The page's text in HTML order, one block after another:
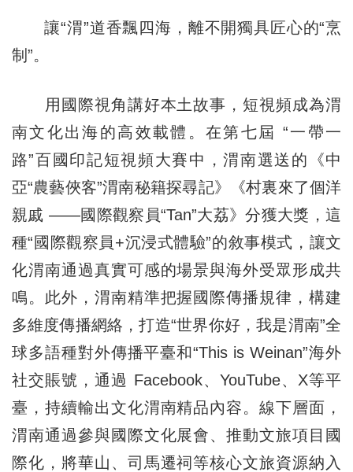
讓“渭”道香飄四海，離不開獨具匠心的“烹
制”。
用國際視角講好本土故事，短視頻成為渭
南文化出海的高效載體。在第七屆 “一帶一
路”百國印記短視頻大賽中，渭南選送的《中
亞“農藝俠客”渭南秘籍探尋記》《村裏來了個洋
親戚 ——國際觀察員“Tan”大荔》分獲大獎，這
種“國際觀察員+沉浸式體驗”的敘事模式，讓文
化渭南通過真實可感的場景與海外受眾形成共
鳴。此外，渭南精準把握國際傳播規律，構建
多維度傳播網絡，打造“世界你好，我是渭南”全
球多語種對外傳播平臺和“This is Weinan”海外
社交賬號，通過 Facebook、YouTube、X等平
臺，持續輸出文化渭南精品內容。線下層面，
渭南通過參與國際文化展會、推動文旅項目國
際化，將華山、司馬遷祠等核心文旅資源納入